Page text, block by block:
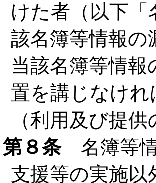
けた者（以下
該名簿等情報の
当該名簿等情
置を講じなけ
（利用及び提
第８条名簿等情
支援等の実施